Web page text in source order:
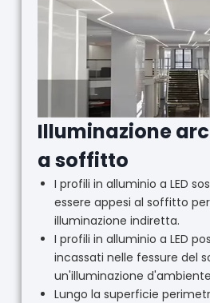
Illuminazione
a soffitto
I profili in alluminio a LED
essere appesi al soffitto
illuminazione indiretta.
I profili in alluminio a LED
incassati nelle fessure del
un'illuminazione
Lungo la superficie